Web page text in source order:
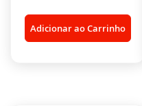
Adicionar ao Carrinho